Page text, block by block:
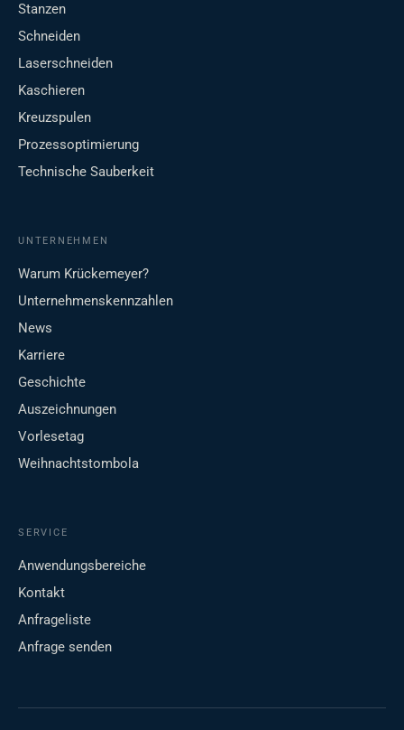
Stanzen
Schneiden
Laserschneiden
Kaschieren
Kreuzspulen
Prozessoptimierung
Technische Sauberkeit
UNTERNEHMEN
Warum Krückemeyer?
Unternehmenskennzahlen
News
Karriere
Geschichte
Auszeichnungen
Vorlesetag
Weihnachtstombola
SERVICE
Anwendungsbereiche
Kontakt
Anfrageliste
Anfrage senden